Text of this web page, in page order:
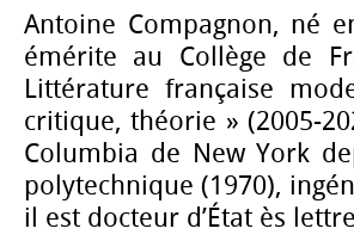
Antoine Compagnon, né
émérite au Collège de
Littérature française
critique, théorie » (2005-
Columbia de New York
polytechnique (1970),
il est docteur d’État ès